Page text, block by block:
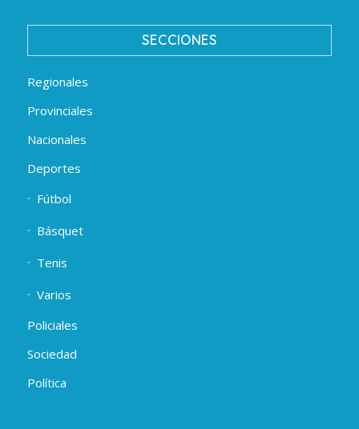
SECCIONES
Regionales
Provinciales
Nacionales
Deportes
Fútbol
Básquet
Tenis
Varios
Policiales
Sociedad
Política